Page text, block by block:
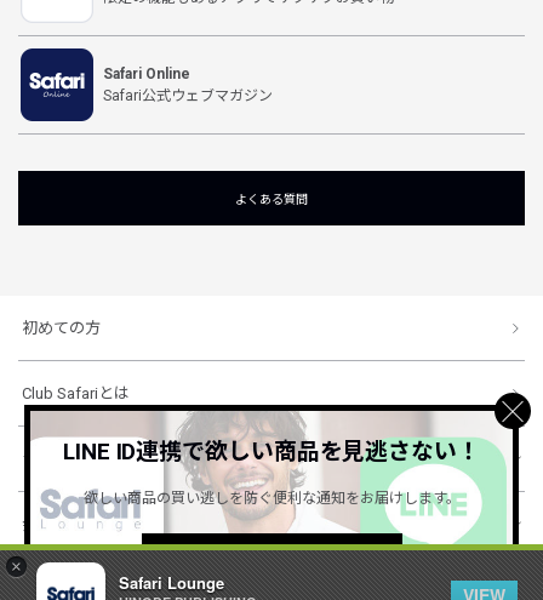
×
Safari Lounge
VIEW
Safari Online
Safari公式ウェブマガジン
よくある質問
初めての方
Club Safariとは
ショッピングガイド
会社概要・規約
LINE ID連携で欲しい商品を見逃さない！
欲しい商品の買い逃しを防ぐ便利な通知をお届けします。
詳しくはこちら ＞